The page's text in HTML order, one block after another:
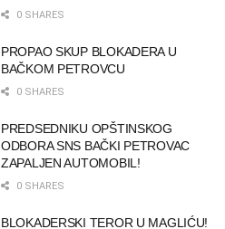
0 SHARES
PROPAO SKUP BLOKADERA U
BAČKOM PETROVCU
0 SHARES
PREDSEDNIKU OPŠTINSKOG
ODBORA SNS BAČKI PETROVAC
ZAPALJEN AUTOMOBIL!
0 SHARES
BLOKADERSKI TEROR U MAGLIĆU!